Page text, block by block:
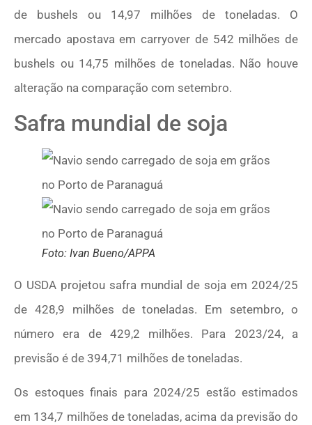
de bushels ou 14,97 milhões de toneladas. O
mercado apostava em carryover de 542 milhões de
bushels ou 14,75 milhões de toneladas. Não houve
alteração na comparação com setembro.
Safra mundial de soja
Foto: Ivan Bueno/APPA
O USDA projetou safra mundial de soja em 2024/25
de 428,9 milhões de toneladas. Em setembro, o
número era de 429,2 milhões. Para 2023/24, a
previsão é de 394,71 milhões de toneladas.
Os estoques finais para 2024/25 estão estimados
em 134,7 milhões de toneladas, acima da previsão do